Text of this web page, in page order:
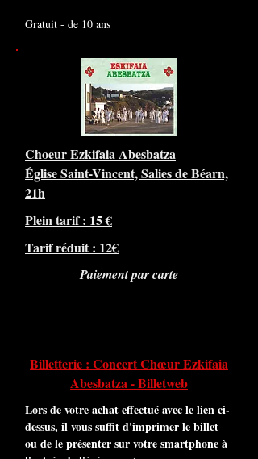
Gratuit - de 10 ans
Choeur Ezkifaia Abesbatza
Église Saint-Vincent, Salies de Béarn,
21h
Plein tarif : 15 €
Tarif réduit : 12€
Paiement par carte
Billetterie : Concert Chœur Ezkifaia
Abesbatza - Billetweb
Lors de votre achat effectué avec le lien ci-
dessus, il vous suffit d'imprimer le billet
ou de le présenter sur votre smartphone à